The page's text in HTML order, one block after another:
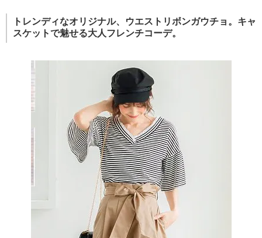
トレンディなオリジナル、ウエストリボンガウチョ。キャ
スケットで魅せる大人フレンチコーデ。